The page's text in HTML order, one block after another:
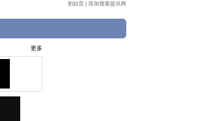
初始页 | 添加搜索提供商
更多